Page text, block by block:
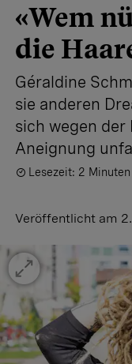
«Wem
die
Géraldine
sie anderen
sich wegen
Aneignung
Lesezeit: 2 Minuten
Veröffentlicht am